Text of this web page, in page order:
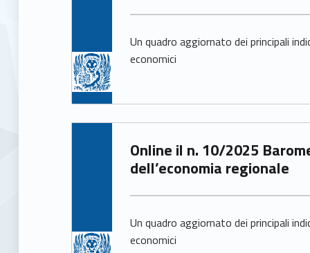
Un quadro aggiornato dei principali
economici
Online il n. 10/2025 Barometro
dell’economia regionale
Un quadro aggiornato dei principali
economici